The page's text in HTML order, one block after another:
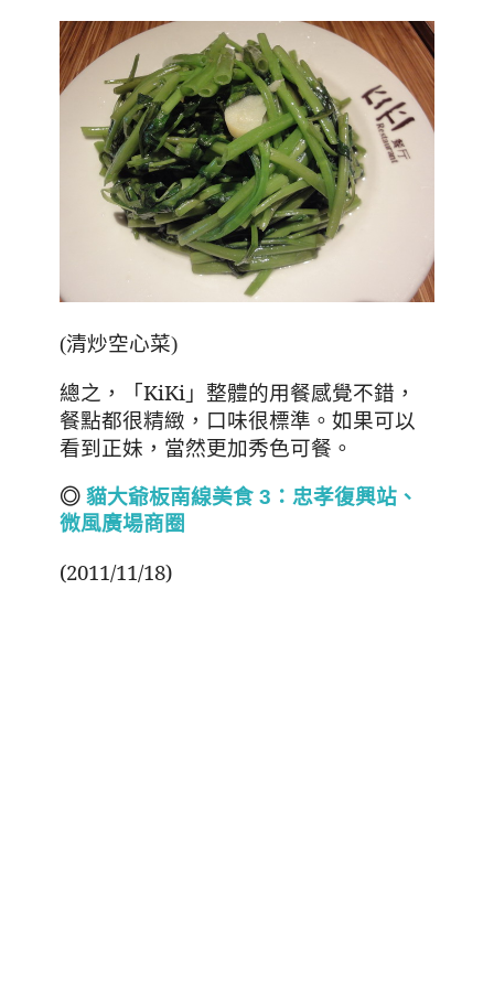
(清炒空心菜)
總之 ，「KiKi 」整體的用餐感覺不錯，
餐點都很精緻，口味很標準。如果可以
看到正妹，當然更加秀色可餐。
◎ 貓大爺板南線美食 3 ：忠孝復興站、
微風廣場商圈
(2011/11/18)